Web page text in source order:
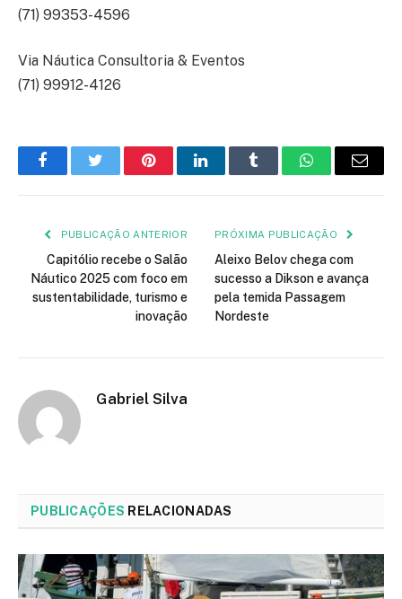
(71) 99353-4596
Via Náutica Consultoria & Eventos
(71) 99912-4126
FacebookTwitter PinterestLinkedInTumblr WhatsApp
E-
PUBLICAÇÃO ANTERIOR
Capitólio recebe o Salão
Náutico 2025 com foco em
sustentabilidade, turismo e
inovação
PRÓXIMA PUBLICAÇÃO
Aleixo Belov chega com
sucesso a Dikson e avança
pela temida Passagem
Nordeste
Gabriel Silva
PUBLICAÇÕES RELACIONADAS